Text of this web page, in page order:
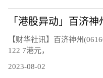
「港股异动」百济
【财华社讯】百济神州
122 7港元，
2023-08-02